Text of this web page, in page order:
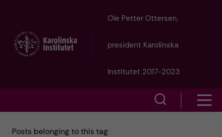
t
Ole Petter Ottersen,
president Karolinska
Institutet 2017-2023
Posts belonging to this tag